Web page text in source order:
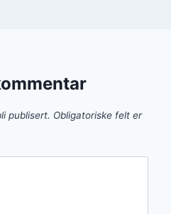
publisert. Obligatoriske felt er